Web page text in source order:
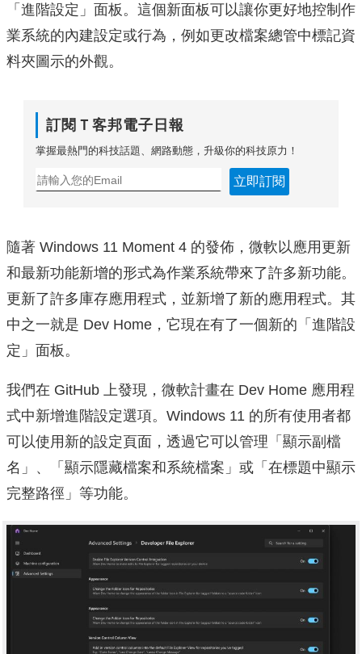
「進階設定」面板。這個新面板可以讓你更好地控制作
業系統的內建設定或行為，例如更改檔案總管中標記資
料夾圖示的外觀。
訂閱Ｔ客邦電子日報
掌握最熱門的科技話題、網路動態，升級你的科技原力！
立即訂閱
隨著 Windows 11 Moment 4 的發佈，微軟以應用更新
和最新功能新增的形式為作業系統帶來了許多新功能。
更新了許多庫存應用程式，並新增了新的應用程式。其
中之一就是 Dev Home，它現在有了一個新的「進階設
定」面板。
我們在 GitHub 上發現，微軟計畫在 Dev Home 應用程
式中新增進階設定選項。Windows 11 的所有使用者都
可以使用新的設定頁面，透過它可以管理「顯示副檔
名」、「顯示隱藏檔案和系統檔案」或「在標題中顯示
完整路徑」等功能。